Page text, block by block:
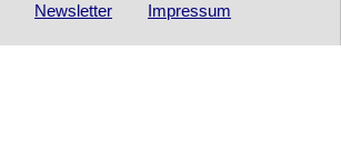
Newsletter Impressum